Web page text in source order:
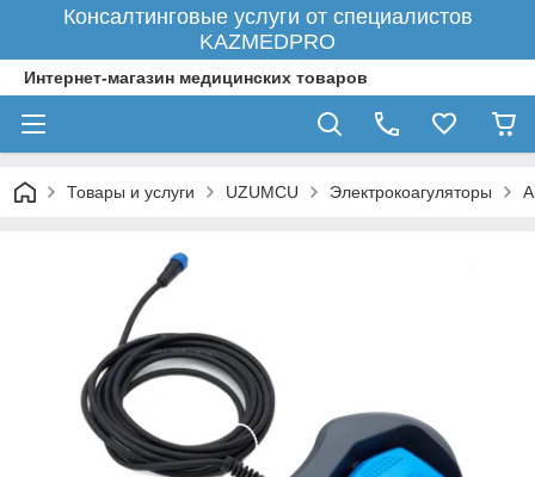
Консалтинговые услуги от специалистов
KAZMEDPRO
Интернет-магазин медицинских товаров
Товары и услуги UZUMCU Электрокоагуляторы